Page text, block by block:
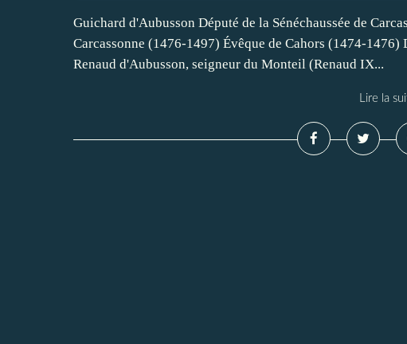
Guichard d'Aubusson Député de la Sénéchaussée de
Carcassonne (1476-1497) Évêque de Cahors (1474-
Renaud d'Aubusson, seigneur du Monteil (Renaud IX...
Lire la